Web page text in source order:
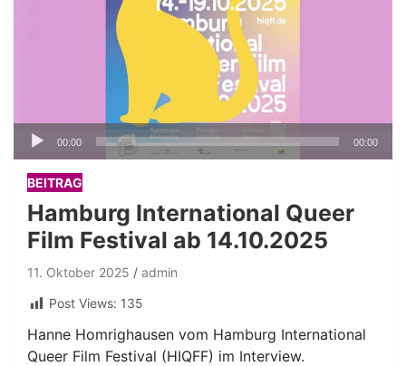
Audio-
Player
00:00 00:00
BEITRAG
Hamburg International Queer
Film Festival ab 14.10.2025
11. Oktober 2025
admin
Post Views: 135
Hanne Homrighausen vom Hamburg International
Queer Film Festival (HIQFF) im Interview.